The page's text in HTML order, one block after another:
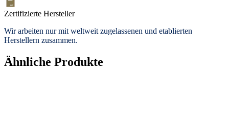
Zertifizierte Hersteller
Wir arbeiten nur mit weltweit zugelassenen und etablierten
Herstellern zusammen.
Ähnliche Produkte